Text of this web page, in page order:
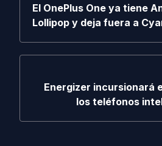
El OnePlus One ya tiene
Lollipop y deja fuera a
Energizer incursionará
los teléfonos